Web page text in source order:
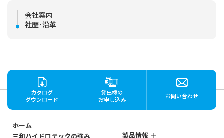
会社案内
社歴･沿革
カタログ
ダウンロード
貸出機の
お申し込み
お問い合わせ
ホーム
製品情報